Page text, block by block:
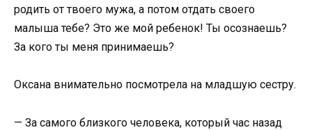
родить от твоего мужа, а потом отдать своего
малыша тебе? Это же мой ребенок! Ты осознаешь?
За кого ты меня принимаешь?
Оксана внимательно посмотрела на младшую сестру.
— За самого близкого человека, который час назад